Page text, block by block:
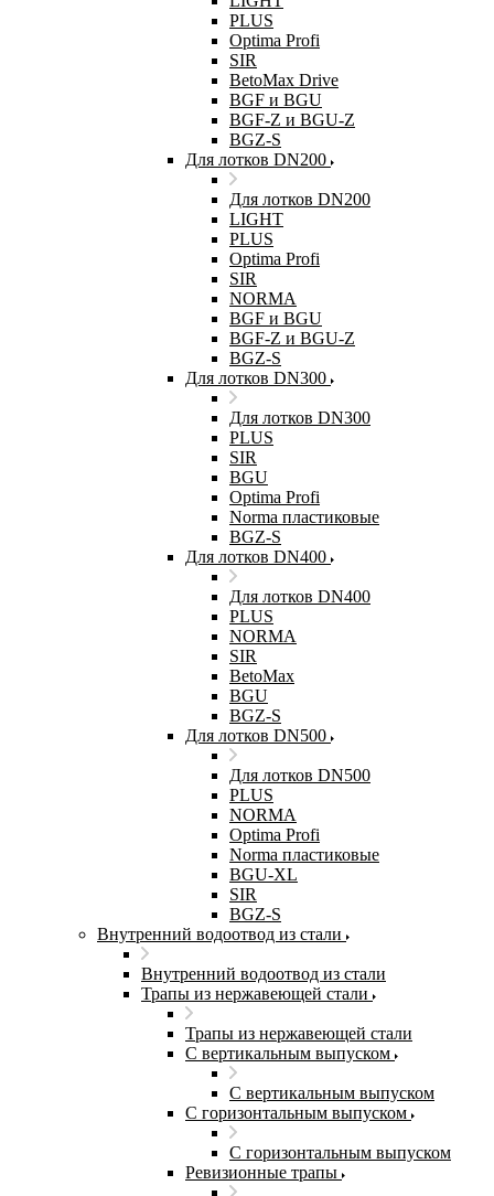
PLUS
Optima Profi
SIR
BetoMax Drive
BGF и BGU
BGF-Z и BGU-Z
BGZ-S
Для лотков DN200
Для лотков DN200
LIGHT
PLUS
Optima Profi
SIR
NORMA
BGF и BGU
BGF-Z и BGU-Z
BGZ-S
Для лотков DN300
Для лотков DN300
PLUS
SIR
BGU
Optima Profi
Norma пластиковые
BGZ-S
Для лотков DN400
Для лотков DN400
PLUS
NORMA
SIR
BetoMax
BGU
BGZ-S
Для лотков DN500
Для лотков DN500
PLUS
NORMA
Optima Profi
Norma пластиковые
BGU-XL
SIR
BGZ-S
Внутренний водоотвод из стали
Внутренний водоотвод из стали
Трапы из нержавеющей стали
Трапы из нержавеющей стали
С вертикальным выпуском
С вертикальным выпуском
С горизонтальным выпуском
С горизонтальным выпуском
Ревизионные трапы